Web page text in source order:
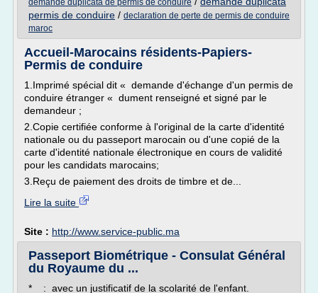
demande duplicata de permis de conduire
permis de conduire / declaration de perte de permis de conduire
maroc
Accueil-Marocains résidents-Papiers-
Permis de conduire
1.Imprimé spécial dit « demande d'échange d'un permis de
conduire étranger « dument renseigné et signé par le
demandeur ;
2.Copie certifiée conforme à l'original de la carte d'identité
nationale ou du passeport marocain ou d'une copié de la
carte d'identité nationale électronique en cours de validité
pour les candidats marocains;
3.Reçu de paiement des droits de timbre et de...
Lire la suite
Site : http://www.service-public.ma
Passeport Biométrique - Consulat Général
du Royaume du ...
* : avec un justificatif de la scolarité de l'enfant.